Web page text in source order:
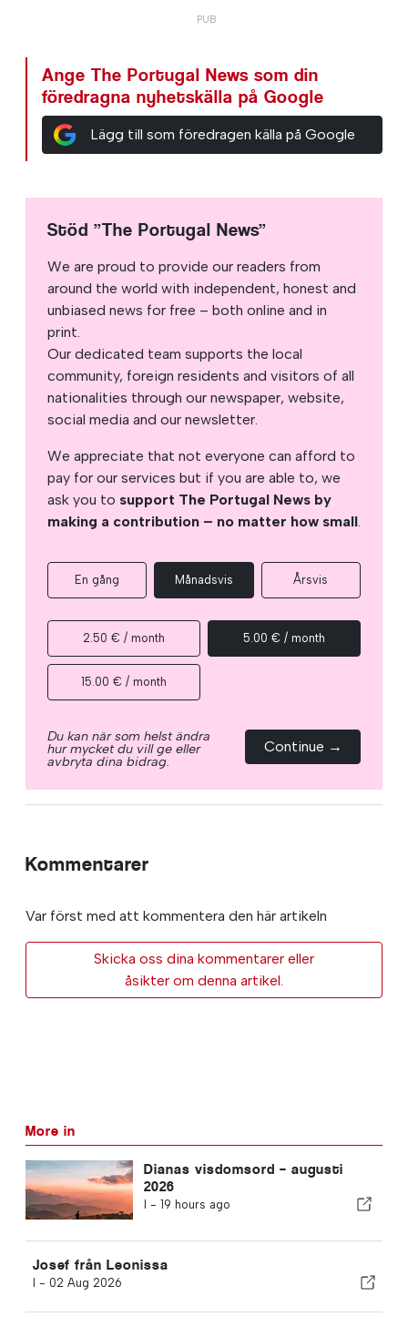
Ange The Portugal News som din
föredragna nyhetskälla på Google
Lägg till som föredragen källa på Google
Stöd ”The Portugal News”
We are proud to provide our readers from
around the world with independent, honest and
unbiased news for free – both online and in
print.
Our dedicated team supports the local
community, foreign residents and visitors of all
nationalities through our newspaper, website,
social media and our newsletter.
We appreciate that not everyone can afford to
pay for our services but if you are able to, we
ask you to support The Portugal News by
making a contribution – no matter how small.
En gång Månadsvis Årsvis
2.50 € / month 5.00 € / month
15.00 € / month
Du kan när som helst ändra
hur mycket du vill ge eller
avbryta dina bidrag.
Continue →
Kommentarer
Var först med att kommentera den här artikeln
Skicka oss dina kommentarer eller
åsikter om denna artikel.
More in
Dianas visdomsord – augusti
2026
I - 19 hours ago
Josef från Leonissa
I - 02 Aug 2026